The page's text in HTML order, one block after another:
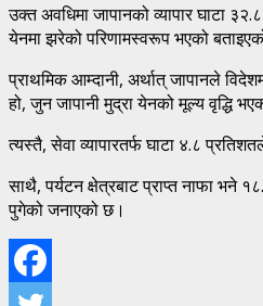
उक्त अवधिमा जापानको व्यापार घाटा
येनमा झरेको परिणामस्वरूप भएको
प्राथमिक आम्दानी, अर्थात् जापानले
हो, जुन जापानी मुद्रा येनको मूल्य वृद्धि
त्यस्तै, सेवा व्यापारतर्फ घाटा ४.८
साथै, पर्यटन क्षेत्रबाट प्राप्त नाफा भने
पुगेको जनाएको छ।